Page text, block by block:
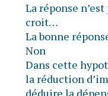
La réponse
croit…
La bonne
Non
Dans cette
la réduction